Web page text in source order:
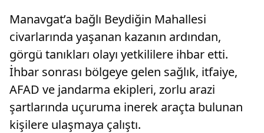
Manavgat’a bağlı Beydiğin Mahallesi
civarlarında yaşanan kazanın ardından,
görgü tanıkları olayı yetkililere ihbar etti.
İhbar sonrası bölgeye gelen sağlık, itfaiye,
AFAD ve jandarma ekipleri, zorlu arazi
şartlarında uçuruma inerek araçta bulunan
kişilere ulaşmaya çalıştı.